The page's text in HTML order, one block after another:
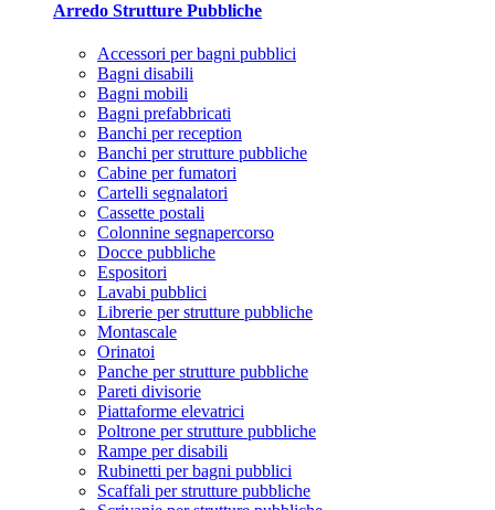
Arredo Strutture Pubbliche
Accessori per bagni pubblici
Bagni disabili
Bagni mobili
Bagni prefabbricati
Banchi per reception
Banchi per strutture pubbliche
Cabine per fumatori
Cartelli segnalatori
Cassette postali
Colonnine segnapercorso
Docce pubbliche
Espositori
Lavabi pubblici
Librerie per strutture pubbliche
Montascale
Orinatoi
Panche per strutture pubbliche
Pareti divisorie
Piattaforme elevatrici
Poltrone per strutture pubbliche
Rampe per disabili
Rubinetti per bagni pubblici
Scaffali per strutture pubbliche